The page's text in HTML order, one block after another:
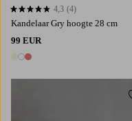
Kandelaar Gry hoogte 28 cm
99 EUR
3 kleuren
4,3 op basis van 4 beoordelingen
4,3 (4)